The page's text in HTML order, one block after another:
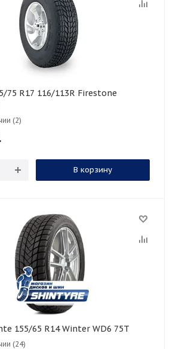
(2)
В корзину
Delinte 155/65 R14 Winter WD6 75T
(24)